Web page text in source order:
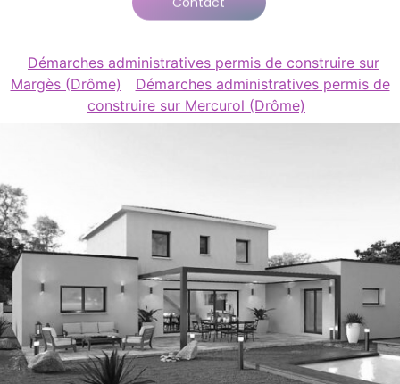
Démarches administratives permis de construire sur
Margès (Drôme)
Démarches administratives permis de
construire sur Mercurol (Drôme)